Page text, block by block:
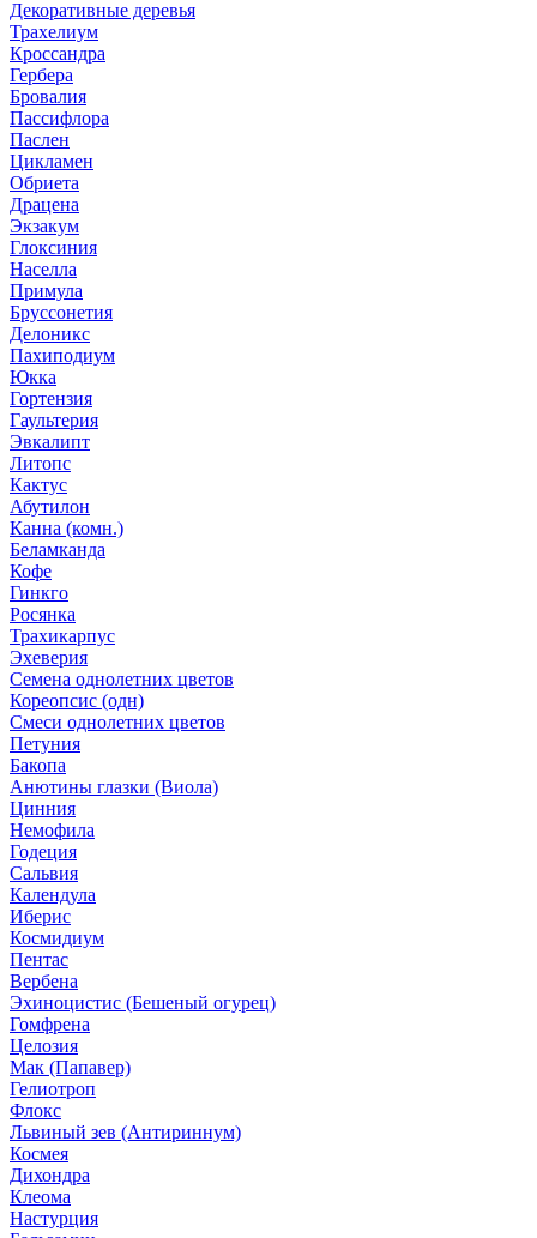
Декоративные деревья
Трахелиум
Кроссандра
Гербера
Бровалия
Пассифлора
Паслен
Цикламен
Обриета
Драцена
Экзакум
Глоксиния
Населла
Примула
Бруссонетия
Делоникс
Пахиподиум
Юкка
Гортензия
Гаультерия
Эвкалипт
Литопс
Кактус
Абутилон
Канна (комн.)
Беламканда
Кофе
Гинкго
Росянка
Трахикарпус
Эхеверия
Семена однолетних цветов
Кореопсис (одн)
Смеси однолетних цветов
Петуния
Бакопа
Анютины глазки (Виола)
Цинния
Немофила
Годеция
Сальвия
Календула
Иберис
Космидиум
Пентас
Вербена
Эхиноцистис (Бешеный огурец)
Гомфрена
Целозия
Мак (Папавер)
Гелиотроп
Флокс
Львиный зев (Антириннум)
Космея
Дихондра
Клеома
Настурция